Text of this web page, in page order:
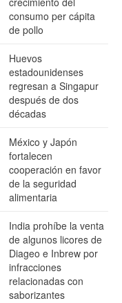
consumo per cápita
de pollo
Huevos
estadounidenses
regresan a Singapur
después de dos
décadas
México y Japón
fortalecen
cooperación en favor
de la seguridad
alimentaria
India prohíbe la venta
de algunos licores de
Diageo e Inbrew por
infracciones
relacionadas con
saborizantes